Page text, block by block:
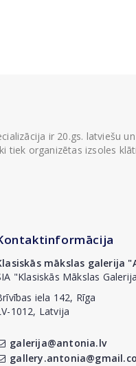
ir 20.gs. latviešu
tiek organizētas izsoles
mākslas galerija
"Klasiskās Mākslas
iela 142, Rīga
1012, Latvija
galerija@antonia.lv